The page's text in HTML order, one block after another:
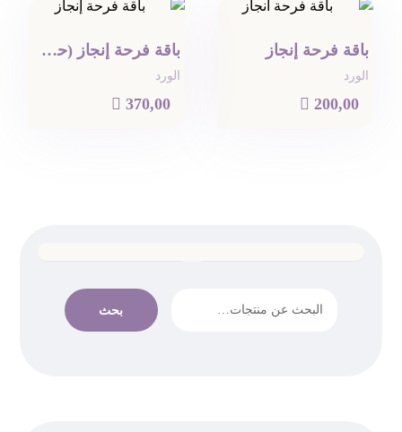
باقة فرحة إنجاز
الورد
 200,00
باقة فرحة إنجاز (حجم كبير)
الورد
 370,00
بحث